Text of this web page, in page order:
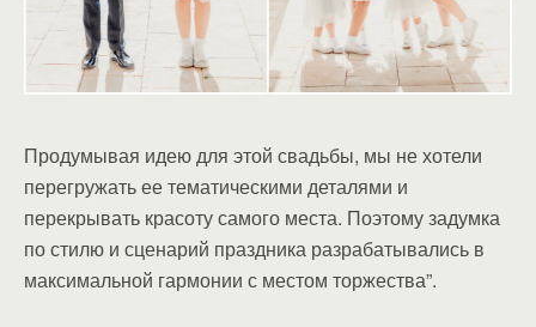
Продумывая идею для этой свадьбы, мы не хотели
перегружать ее тематическими деталями и
перекрывать красоту самого места. Поэтому задумка
по стилю и сценарий праздника разрабатывались в
максимальной гармонии с местом торжества”.